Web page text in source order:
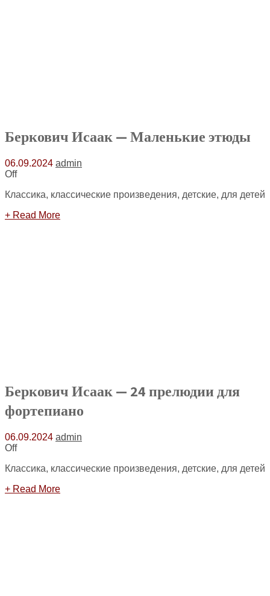
Беркович Исаак — Маленькие этюды
06.09.2024 admin
Off
Классика, классические произведения, детские, для детей
+ Read More
Беркович Исаак — 24 прелюдии для
фортепиано
06.09.2024 admin
Off
Классика, классические произведения, детские, для детей
+ Read More